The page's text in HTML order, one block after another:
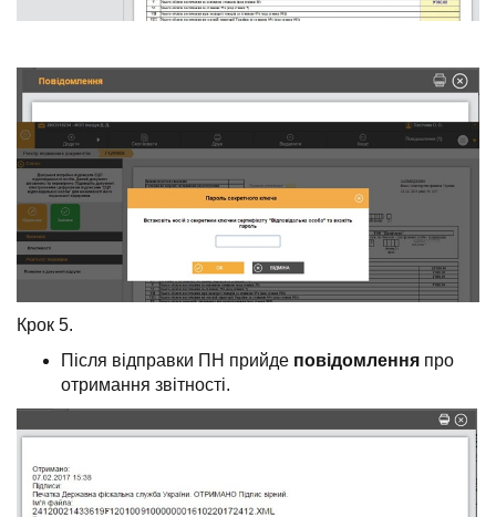
Крок 5.
Після відправки ПН прийде повідомлення про
отримання звітності.